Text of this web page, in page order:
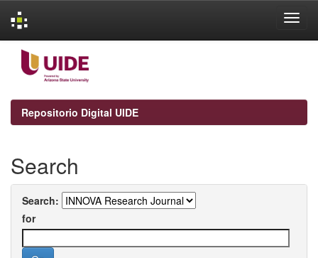
navigation
Repositorio Digital UIDE
Search
Search:
for